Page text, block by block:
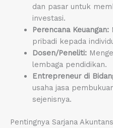
dan pasar untuk
investasi.
Perencana Keuangan:
pribadi kepada
Dosen/Peneliti:
lembaga pendidikan.
Entrepreneur di
usaha jasa
sejenisnya.
Pentingnya Sarjana